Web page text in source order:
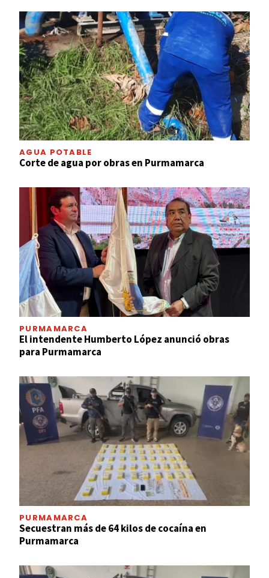
AGUA POTABLE
Corte de agua por obras en Purmamarca
PURMAMARCA
El intendente Humberto López anunció obras
para Purmamarca
PURMAMARCA
Secuestran más de 64 kilos de cocaína en
Purmamarca